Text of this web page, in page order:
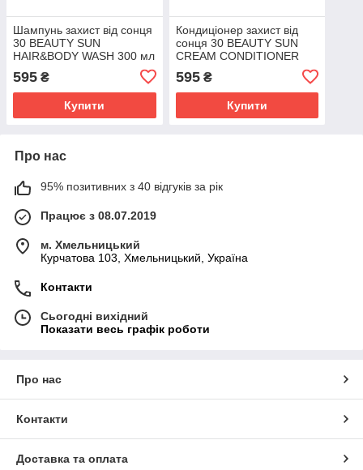
Шампунь захист від сонця
30 BEAUTY SUN
HAIR&BODY WASH 300 мл
595 ₴
Купити
Кондиціонер захист від
сонця 30 BEAUTY SUN
CREAM CONDITIONER
595₴
Купити
Про нас
95% позитивних з 40 відгуків за рік
Працює з 08.07.2019
м. Хмельницький
Курчатова 103, Хмельницький, Україна
Контакти
Сьогодні вихідний
Показати весь графік роботи
Про нас
Контакти
Доставка та оплата